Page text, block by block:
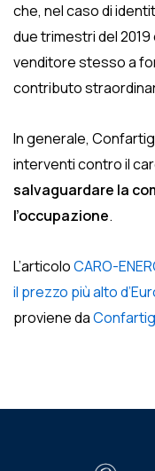
che, nel caso di
due trimestri del 2019
venditore stesso a
contributo
In generale,
interventi contro il
salvaguardare la
l’occupazione.
L’articoloCARO-
il prezzo più alto
proviene da